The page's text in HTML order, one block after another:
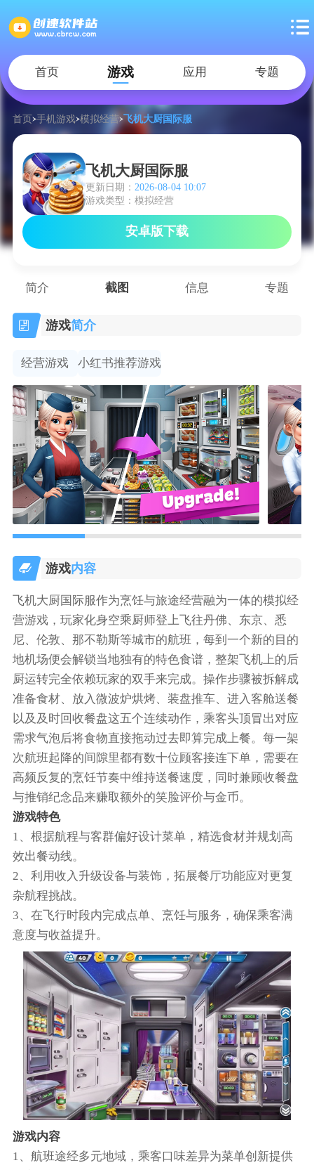
首页 游戏 应用 专题
首页 手机游戏 模拟经营 飞机大厨国际服
飞机大厨国际服
更新日期： 2026-08-04 10:07
游戏类型：模拟经营
安卓版下载
简介 截图 信息 专题
游戏简介
经营游戏 小红书推荐游戏
游戏内容
飞机大厨国际服作为烹饪与旅途经营融为一体的模拟经
营游戏，玩家化身空乘厨师登上飞往丹佛、东京、悉
尼、伦敦、那不勒斯等城市的航班，每到一个新的目的
地机场便会解锁当地独有的特色食谱，整架飞机上的后
厨运转完全依赖玩家的双手来完成。操作步骤被拆解成
准备食材、放入微波炉烘烤、装盘推车、进入客舱送餐
以及及时回收餐盘这五个连续动作，乘客头顶冒出对应
需求气泡后将食物直接拖动过去即算完成上餐。每一架
次航班起降的间隙里都有数十位顾客接连下单，需要在
高频反复的烹饪节奏中维持送餐速度，同时兼顾收餐盘
与推销纪念品来赚取额外的笑脸评价与金币。
游戏特色
1、根据航程与客群偏好设计菜单，精选食材并规划高
效出餐动线。
2、利用收入升级设备与装饰，拓展餐厅功能应对更复
杂航程挑战。
3、在飞行时段内完成点单、烹饪与服务，确保乘客满
意度与收益提升。
游戏内容
1、航班途经多元地域，乘客口味差异为菜单创新提供